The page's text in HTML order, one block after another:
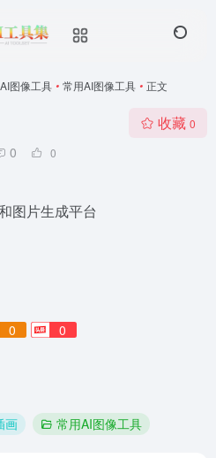
AI图像工具 • 常用AI图像工具 • 正文
0 0
收藏 0
图片生成平台
0 0
画 常用AI图像工具